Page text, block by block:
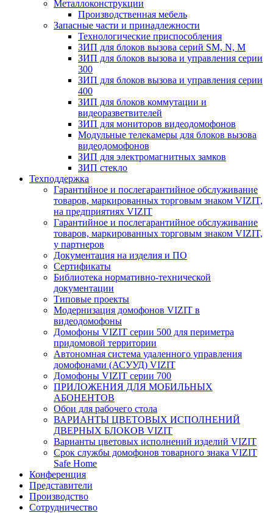
Металлоконструкции
Производственная мебель
Запасные части и принадлежности
Технологические приспособления
ЗИП для блоков вызова серий SM, N, M
ЗИП для блоков вызова и управления серии
300
ЗИП для блоков вызова и управления серии
400
ЗИП для блоков коммутации и
видеоразветвителей
ЗИП для мониторов видеодомофонов
Модульные телекамеры для блоков вызова
видеодомофонов
ЗИП для электромагнитных замков
ЗИП стекло
Техподдержка
Гарантийное и послегарантийное обслуживание
товаров, маркированных торговым знаком VIZIT,
на предприятиях VIZIT
Гарантийное и послегарантийное обслуживание
товаров, маркированных торговым знаком VIZIT,
у партнеров
Документация на изделия и ПО
Сертификаты
Библиотека нормативно-технической
документации
Типовые проекты
Модернизация домофонов VIZIT в
видеодомофоны
Домофоны VIZIT серии 500 для периметра
придомовой территории
Автономная система удаленного управления
домофонами (АСУУД) VIZIT
Домофоны VIZIT серии 700
ПРИЛОЖЕНИЯ ДЛЯ МОБИЛЬНЫХ
АБОНЕНТОВ
Обои для рабочего стола
ВАРИАНТЫ ЦВЕТОВЫХ ИСПОЛНЕНИЙ
ДВЕРНЫХ БЛОКОВ VIZIT
Варианты цветовых исполнений изделий VIZIT
Срок службы домофонов товарного знака VIZIT
Safe Home
Конференция
Представители
Производство
Сотрудничество